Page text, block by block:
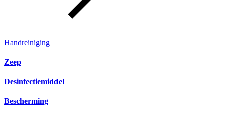
Handreiniging
Zeep
Desinfectiemiddel
Bescherming